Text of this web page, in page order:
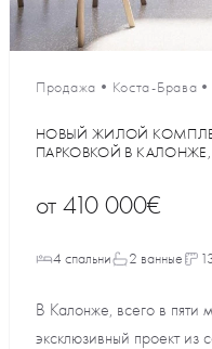
Продажа • Коста-Брава •
НОВЫЙ ЖИЛОЙ
ПАРКОВКОЙ В КАЛОНЖЕ,
от 410 000€
4 спальни 2 ванные
В Калонже, всего в пяти
эксклюзивный проект из